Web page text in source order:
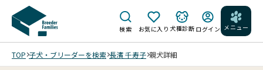
検索 お気に入り 犬種診断 ログイン メニュー
TOP 子犬・ブリーダーを検索 長濱 千寿子 親犬詳細